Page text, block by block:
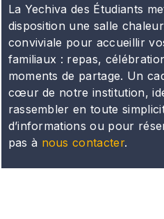
La Yechiva des Étudiants
disposition une salle
conviviale pour accueillir
familiaux : repas,
moments de partage. Un
cœur de notre institution,
rassembler en toute
d’informations ou pour
pas à nous contacter.